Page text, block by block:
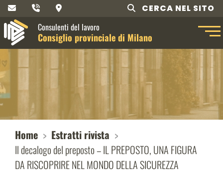
CERCA NEL SITO
Consulenti del lavoro
Consiglio provinciale di Milano
Home
Estratti rivista
Il decalogo del preposto – IL PREPOSTO, UNA FIGURA
DA RISCOPRIRE NEL MONDO DELLA SICUREZZA